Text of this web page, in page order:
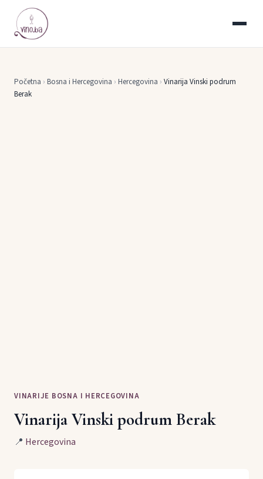
Početna › Bosna i Hercegovina › Hercegovina › Vinarija Vinski podrum
Berak
VINARIJE BOSNA I HERCEGOVINA
Vinarija Vinski podrum Berak
📍 Hercegovina